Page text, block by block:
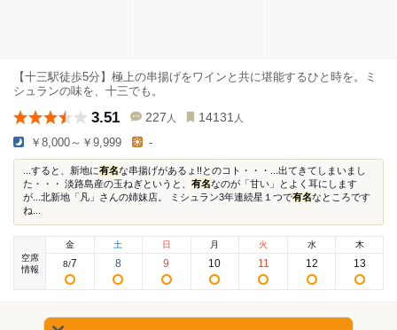
【十三駅徒歩5分】極上の串揚げをワインと共に堪能するひと時を。ミ
シュランの味を、十三でも。
3.51 227 人 14131 人
￥8,000～￥9,999 -
...すると、新地に有名な串揚げがあるょ!!とのコト・・・...出てきてしまいまし
た・・・ 淡路島産の玉ねぎというと、 有名なのが「甘い」とよく耳にします
が...北新地「凡」さんの姉妹店。 ミシュラン3年連続星１つで有名なところです
ね...
空席
情報
金
8/7
土
8
日
9
月
10
火
11
水
12
木
13